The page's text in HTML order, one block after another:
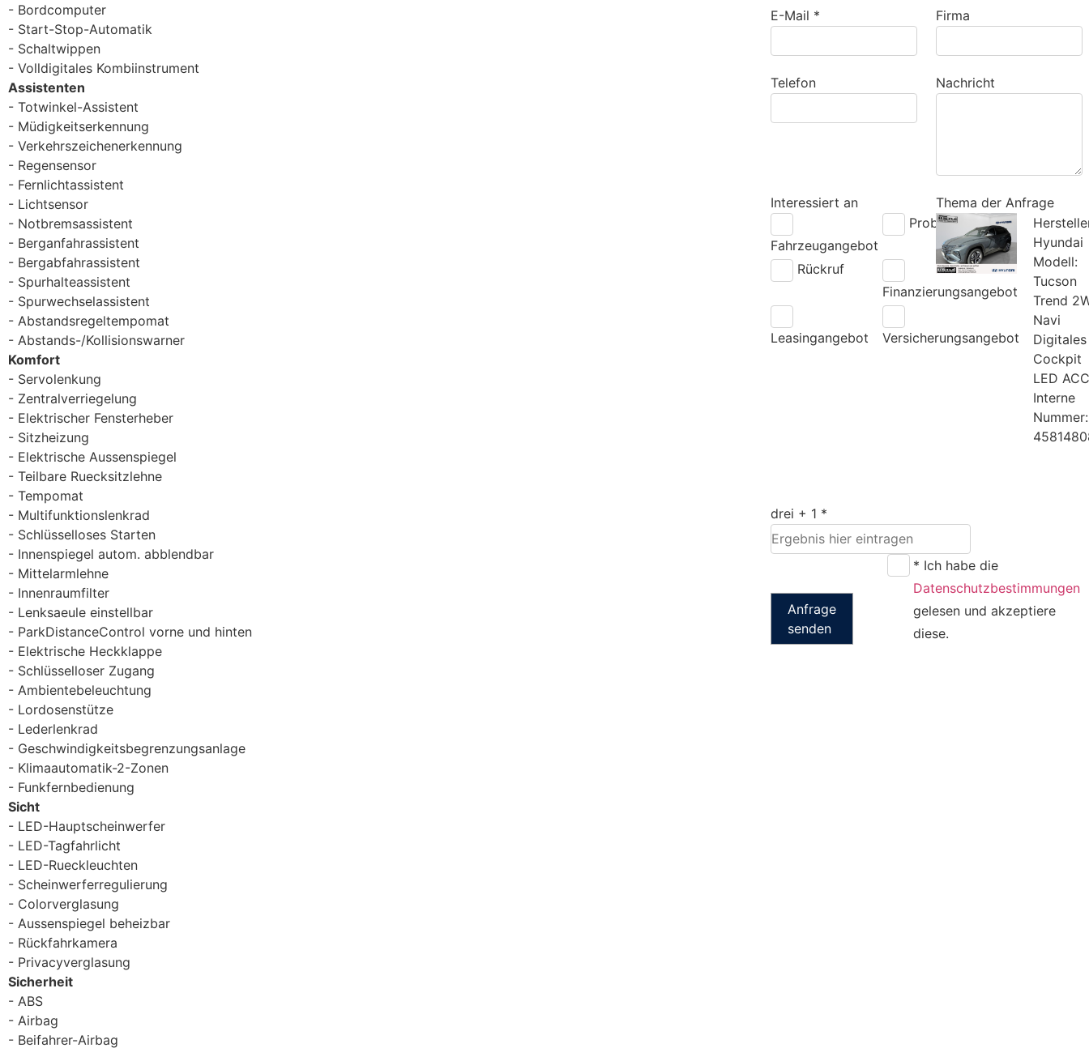
Bordcomputer
Start-Stop-Automatik
Schaltwippen
Volldigitales Kombiinstrument
Assistenten
Totwinkel-Assistent
Müdigkeitserkennung
Verkehrszeichenerkennung
Regensensor
Fernlichtassistent
Lichtsensor
Notbremsassistent
Berganfahrassistent
Bergabfahrassistent
Spurhalteassistent
Spurwechselassistent
Abstandsregeltempomat
Abstands-/Kollisionswarner
Komfort
Servolenkung
Zentralverriegelung
Elektrischer Fensterheber
Sitzheizung
Elektrische Aussenspiegel
Teilbare Ruecksitzlehne
Tempomat
Multifunktionslenkrad
Schlüsselloses Starten
Innenspiegel autom. abblendbar
Mittelarmlehne
Innenraumfilter
Lenksaeule einstellbar
ParkDistanceControl vorne und hinten
Elektrische Heckklappe
Schlüsselloser Zugang
Ambientebeleuchtung
Lordosenstütze
Lederlenkrad
Geschwindigkeitsbegrenzungsanlage
Klimaautomatik-2-Zonen
Funkfernbedienung
Sicht
LED-Hauptscheinwerfer
LED-Tagfahrlicht
LED-Rueckleuchten
Scheinwerferregulierung
Colorverglasung
Aussenspiegel beheizbar
Rückfahrkamera
Privacyverglasung
Sicherheit
ABS
Airbag
Beifahrer-Airbag
E-Mail * Firma
Telefon Nachricht
Interessiert an
Fahrzeugangebot
Probefahrt
Rückruf
Finanzierungsangebot
Leasingangebot Versicherungsangebot
Thema der Anfrage
Hyundai
Modell:
Tucson
Trend
Navi
Digitales
Cockpit
LED ACC
Interne
Nummer:
drei + 1 *
Anfrage
senden
* Ich habe die
Datenschutzbestimmungen
gelesen und akzeptiere
diese.